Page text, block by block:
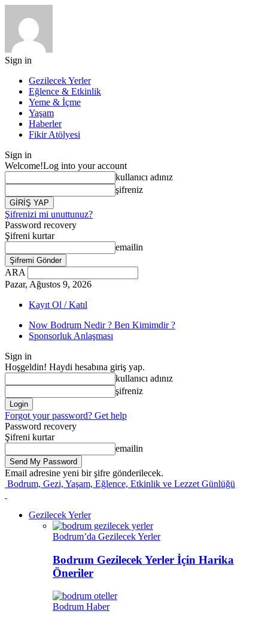
Sign in
Gezilecek Yerler
Eğlence & Etkinlik
Yeme & İçme
Yaşam
Haberler
Fikir Atölyesi
Sign in
Welcome!Log into your account
kullanıcı adınız
şifreniz
Şifrenizi mi unuttunuz?
Password recovery
Şifreni kurtar
emailin
ARA
Pazar, Ağustos 9, 2026
Kayıt Ol / Katıl
Now Bodrum Nedir ? Ben Kimimdir ?
Sponsorluk Anlaşması
Sign in
Hoşgeldin! Haydi hesabına giriş yap.
kullanıcı adınız
şifreniz
Forgot your password? Get help
Password recovery
Şifreni kurtar
emailin
Email adresine yeni bir şifre gönderilecek.
Bodrum, Gezi, Yaşam, Eğlence, Etkinlik ve Lezzet Günlüğü
Gezilecek Yerler
Bodrum’da Gezilecek Yerler
Bodrum Gezilecek Yerler İçin Harika
Öneriler
Bodrum Haber